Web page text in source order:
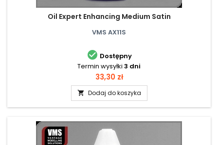
Oil Expert Enhancing Medium Satin
VMS AX11S
 Dostępny
Termin wysyłki 3 dni
Cena
33,30 zł
 Dodaj do koszyka